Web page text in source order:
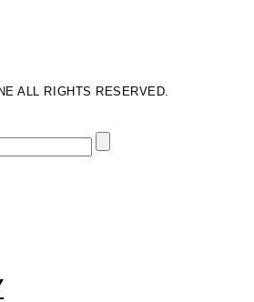
ALL RIGHTS RESERVED.